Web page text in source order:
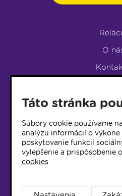
O
LUMEN
LUMEN KLUB
© 2017 Rádio Lumen,
Táto stránka
Súbory cookie používame
analýzu informácií o
poskytovanie funkcií
vylepšenie a prispôsobenie
cookies